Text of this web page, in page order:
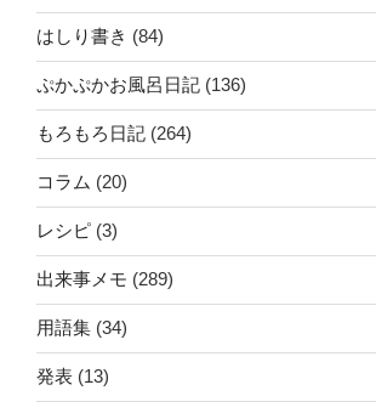
はしり書き (84)
ぷかぷかお風呂日記 (136)
もろもろ日記 (264)
コラム (20)
レシピ (3)
出来事メモ (289)
用語集 (34)
発表 (13)